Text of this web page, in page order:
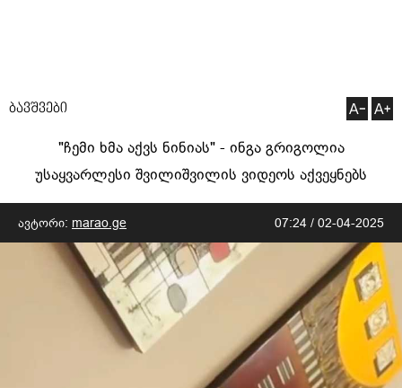
ბავშვები
"ჩემი ხმა აქვს ნინიას" - ინგა გრიგოლია
უსაყვარლესი შვილიშვილის ვიდეოს აქვეყნებს
ავტორი: marao.ge 07:24 / 02-04-2025